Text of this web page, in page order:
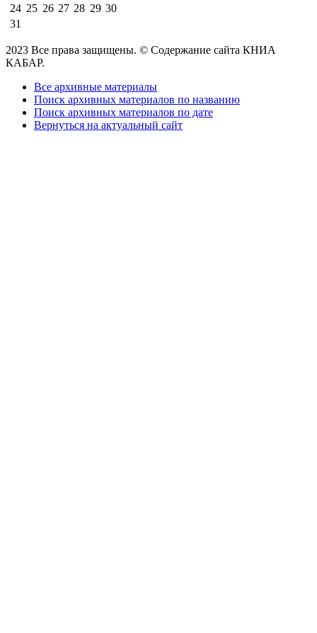
24 25 26 27 28 29 30
31
2023 Все права защищены. © Содержание сайта КНИА
КАБАР.
Все архивные материалы
Поиск архивных материалов по названию
Поиск архивных материалов по дате
Вернуться на актуальный сайт